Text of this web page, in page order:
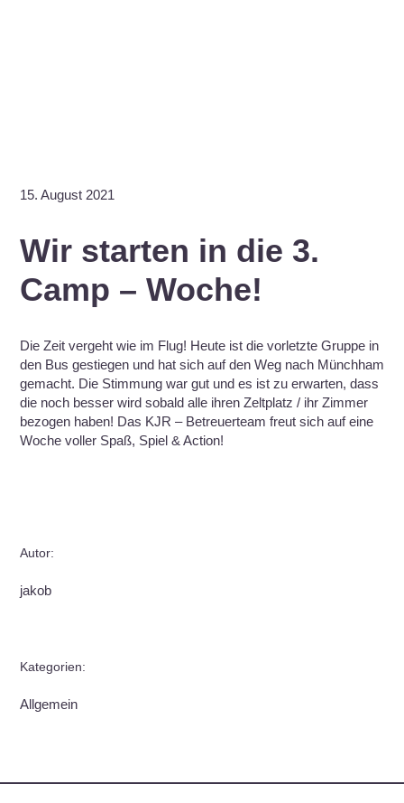
15. August 2021
Wir starten in die 3.
Camp – Woche!
Die Zeit vergeht wie im Flug! Heute ist die vorletzte Gruppe in
den Bus gestiegen und hat sich auf den Weg nach Münchham
gemacht. Die Stimmung war gut und es ist zu erwarten, dass
die noch besser wird sobald alle ihren Zeltplatz / ihr Zimmer
bezogen haben! Das KJR – Betreuerteam freut sich auf eine
Woche voller Spaß, Spiel & Action!
Autor:
jakob
Kategorien:
Allgemein